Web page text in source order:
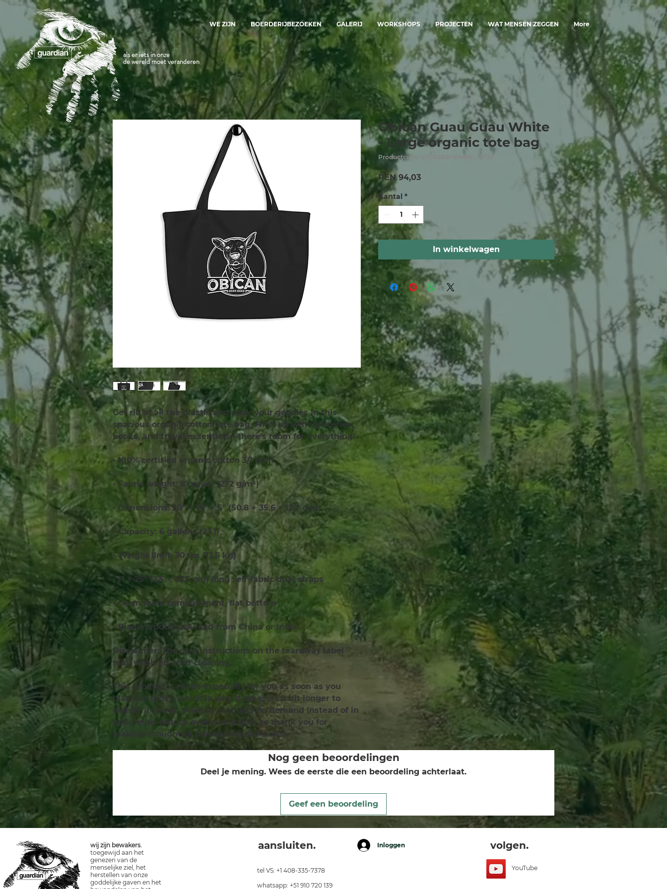
als er iets in onze
de wereld moet veranderen
WE ZIJN BOERDERIJBEZOEKEN GALERIJ WORKSHOPS PROJECTEN WAT MENSEN ZEGGEN More
Get rid of all the plastic and pack your goodies in this
spacious organic cotton tote bag. Fill it up with groceries,
books, and travel essentials—there’s room for everything!
• 100% certified organic cotton 3/1 twill
• Fabric weight: 8 oz/yd² (272 g/m²)
• Dimensions: 20″ × 14″ × 5″ (50.8 × 35.6 × 12.7 cm)
• Capacity: 6 gallons (23 l)
• Weight limit: 30 lbs (13.6 kg)
• 1″ × 25″ (2.5 × 63.5 cm) long self-fabric dual straps
• Open main compartment, flat bottom
• Blank product sourced from China or India
Disclaimer: The care instructions on the tearaway label
may wash off after cleaning.
This product is made especially for you as soon as you
place an order, which is why it takes us a bit longer to
deliver it to you. Making products on demand instead of in
bulk helps reduce overproduction, so thank you for
making thoughtful purchasing decisions!
Obican Guau Guau White
- Large organic tote bag
Productcode: 67EB688F6A48F_10732
PEN 94,03Prijs
Aantal *
In winkelwagen
Nog geen beoordelingen
Deel je mening. Wees de eerste die een beoordeling achterlaat.
Geef een beoordeling
wij zijn bewakers.
toegewijd aan het
genezen van de
menselijke ziel, het
herstellen van onze
goddelijke gaven en het
aansluiten. Inloggen
tel VS: +1 408-335-7378
whatsapp: +51 910 720 139
volgen.
YouTube